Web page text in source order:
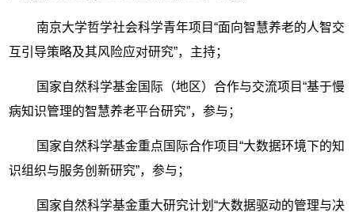
南京大学哲学社会科学青年项目“面向智慧养老的人智交
互引导策略及其风险应对研究”，主持；
国家自然科学基金国际（地区）合作与交流项目“基于慢
病知识管理的智慧养老平台研究”，参与；
国家自然科学基金重点国际合作项目“大数据环境下的知
识组织与服务创新研究”，参与；
国家自然科学基金重大研究计划“大数据驱动的管理与决